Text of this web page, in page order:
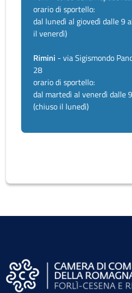
orario di sportello:
dal lunedì al giovedì dalle 9
il venerdì)
Rimini - via Sigismondo
28
orario di sportello:
dal martedì al venerdì dalle
(chiuso il lunedì)